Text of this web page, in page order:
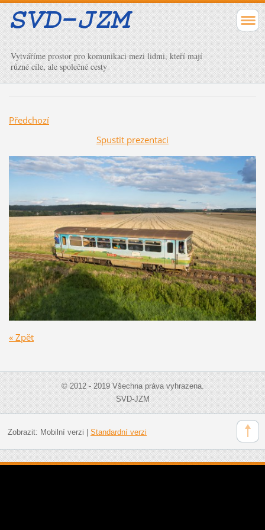
Vytváříme prostor pro komunikaci mezi lidmi, kteří mají
různé cíle, ale společné cesty
Předchozí
Spustit prezentaci
« Zpět
© 2012 - 2019 Všechna práva vyhrazena.
SVD-JZM
Zobrazit: Mobilní verzi Standardní verzi